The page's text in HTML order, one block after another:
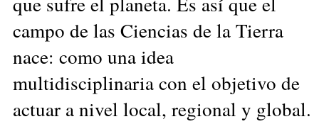
campo de las Ciencias de la Tierra
nace: como una idea
multidisciplinaria con el objetivo de
actuar a nivel local, regional y global.